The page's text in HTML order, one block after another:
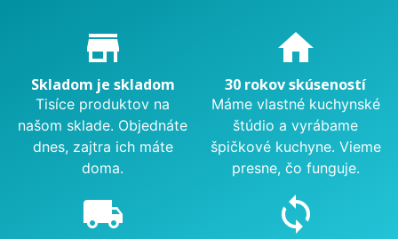
Proč nakupovat u nás?
store_mall_directory
Skladom je skladom
Tisíce produktov na
našom sklade. Objednáte
dnes, zajtra ich máte
doma.
home
30 rokov skúseností
Máme vlastné kuchynské
štúdio a vyrábame
špičkové kuchyne. Vieme
presne, čo funguje.
local_shipping sync